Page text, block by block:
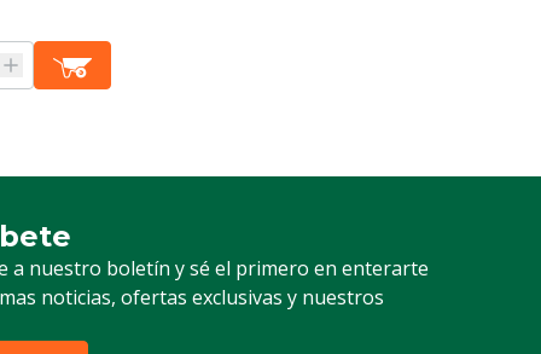
14 x 50
a nuestro boletín y sé el primero en enterarte
noticias, ofertas exclusivas y nuestros
a nuestro boletín